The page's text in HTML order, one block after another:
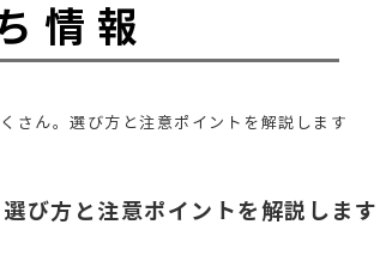
情報
さん。選び方と注意ポイントを解説します
び方と注意ポイントを解説します